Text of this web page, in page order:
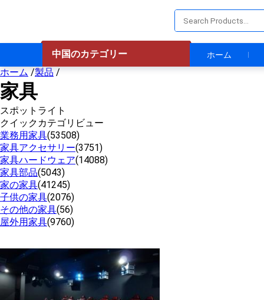
中国のカテゴリー ホーム
ホーム /製品 /
家具
スポットライト
クイックカテゴリビュー
業務用家具(53508)
家具アクセサリー(3751)
家具ハードウェア(14088)
家具部品(5043)
家の家具(41245)
子供の家具(2076)
その他の家具(56)
屋外用家具(9760)